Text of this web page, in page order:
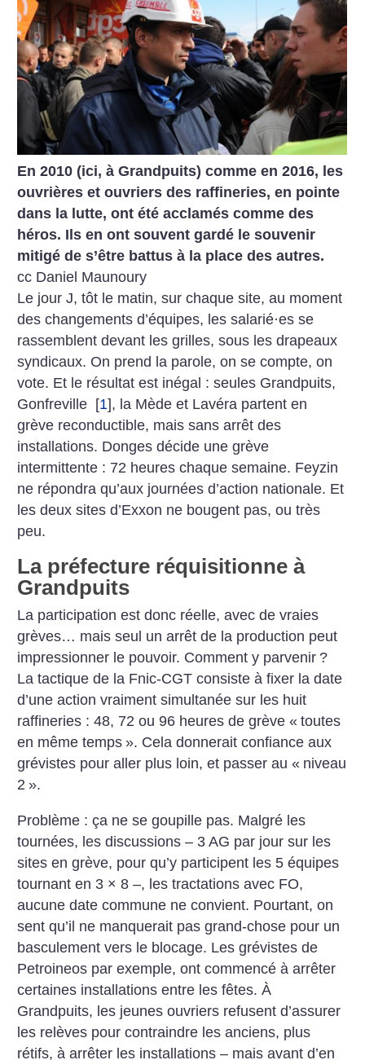
En 2010 (ici, à Grandpuits) comme en 2016, les
ouvrières et ouvriers des raffineries, en pointe
dans la lutte, ont été acclamés comme des
héros. Ils en ont souvent gardé le souvenir
mitigé de s’être battus à la place des autres.
cc Daniel Maunoury
Le jour J, tôt le matin, sur chaque site, au moment
des changements d’équipes, les salarié·es se
rassemblent devant les grilles, sous les drapeaux
syndicaux. On prend la parole, on se compte, on
vote. Et le résultat est inégal : seules Grandpuits,
Gonfreville [1], la Mède et Lavéra partent en
grève reconductible, mais sans arrêt des
installations. Donges décide une grève
intermittente : 72 heures chaque semaine. Feyzin
ne répondra qu’aux journées d’action nationale. Et
les deux sites d’Exxon ne bougent pas, ou très
peu.
La préfecture réquisitionne à
Grandpuits
La participation est donc réelle, avec de vraies
grèves… mais seul un arrêt de la production peut
impressionner le pouvoir. Comment y parvenir ?
La tactique de la Fnic-CGT consiste à fixer la date
d’une action vraiment simultanée sur les huit
raffineries : 48, 72 ou 96 heures de grève « toutes
en même temps ». Cela donnerait confiance aux
grévistes pour aller plus loin, et passer au « niveau
2 ».
Problème : ça ne se goupille pas. Malgré les
tournées, les discussions – 3 AG par jour sur les
sites en grève, pour qu’y participent les 5 équipes
tournant en 3 × 8 –, les tractations avec FO,
aucune date commune ne convient. Pourtant, on
sent qu’il ne manquerait pas grand-chose pour un
basculement vers le blocage. Les grévistes de
Petroineos par exemple, ont commencé à arrêter
certaines installations entre les fêtes. À
Grandpuits, les jeunes ouvriers refusent d’assurer
les relèves pour contraindre les anciens, plus
rétifs, à arrêter les installations – mais avant d’en